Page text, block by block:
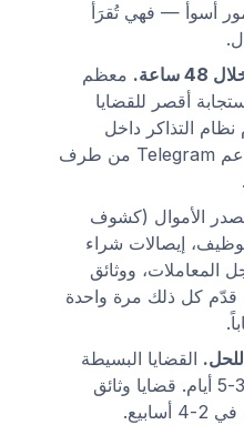
أسوأ — فهي تُقرَأ
معظم
أقصر للقضايا
التذاكر داخل
التطبيق، وليس قنوات دعم Telegram من طرف
الأموال (كشوف
إيصالات شراء
المعاملات، ووثائق
قدّم كل ذلك مرة واحدة
القضايا البسيطة
(تحديث KYC) تُحل في 3-5 أيام. قضايا وثائق